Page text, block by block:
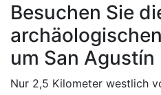
Besuchen Sie
um San Agustín
Nur 2,5 Kilometer westlich